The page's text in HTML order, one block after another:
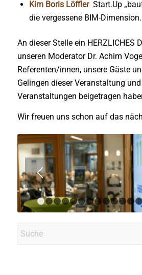
Kim Boris Löffler Start.Up
die vergessene BIM-Dimension.
An dieser Stelle ein HERZLICHES
unseren Moderator Dr. Achim
Referenten/innen, unsere Gäste
Gelingen dieser Veranstaltung
Veranstaltungen beigetragen
Wir freuen uns schon auf das
1 2 3 4 5 6